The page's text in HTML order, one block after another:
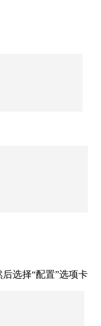
选择“配置”选项卡